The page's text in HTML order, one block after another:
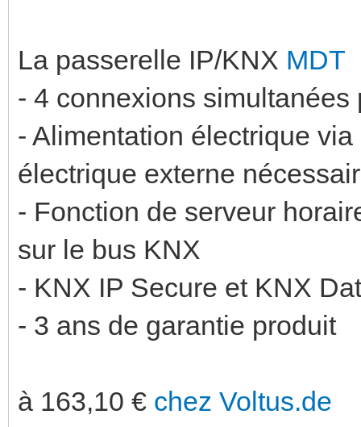
La passerelle IP/KNX MDT
- 4 connexions simultanées
- Alimentation électrique
électrique externe
- Fonction de serveur
sur le bus KNX
- KNX IP Secure et KNX
- 3 ans de garantie produit
à 163,10 € chez Voltus.de